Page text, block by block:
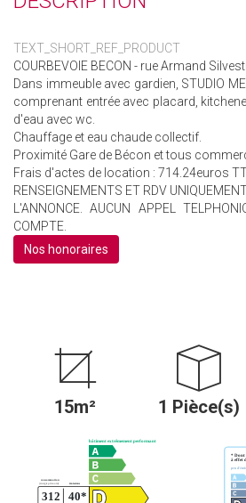
TEXT_SHORT_REF_PRODUCT
COURBEVOIE BECON - rue Armand
Dans immeuble avec gardien, STUDIO
comprenant entrée avec placard,
d'eau avec wc.
Chauffage et eau chaude collectif.
Proximité Gare de Bécon et tous
Frais d'actes de location : 714.24euros
RENSEIGNEMENTS ET RDV
L'ANNONCE. AUCUN APPEL
COMPTE.
Nos honoraires
15m² 1 Pièce(s)